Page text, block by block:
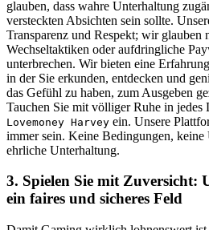
glauben, dass wahre Unterhaltung
versteckten Absichten sein sollte.
Transparenz und Respekt; wir glauben
Wechseltaktiken oder aufdringliche
unterbrechen. Wir bieten eine
in der Sie erkunden, entdecken und
das Gefühl zu haben, zum Ausgeben
Tauchen Sie mit völliger Ruhe in jedes
Lovemoney Harvey ein. Unsere
immer sein. Keine Bedingungen, keine
ehrliche Unterhaltung.
3. Spielen Sie mit Zuversicht:
ein faires und sicheres Feld